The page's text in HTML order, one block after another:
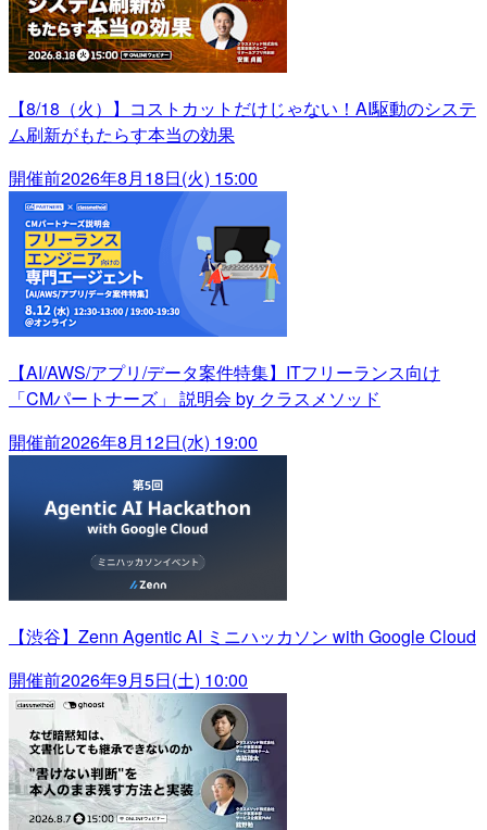
【8/18（火）】コストカットだけじゃない！AI駆動のシステ
ム刷新がもたらす本当の効果
開催前2026年8月18日(火) 15:00
【AI/AWS/アプリ/データ案件特集】ITフリーランス向け
「CMパートナーズ」 説明会 by クラスメソッド
開催前2026年8月12日(水) 19:00
【渋谷】Zenn Agentic AI ミニハッカソン with Google Cloud
開催前2026年9月5日(土) 10:00